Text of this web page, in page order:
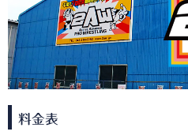
料金表